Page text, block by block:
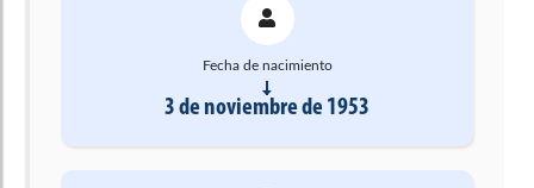
Fecha de nacimiento
3 de noviembre de 1953